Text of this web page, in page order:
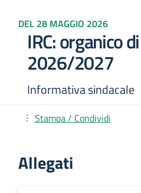
DEL 28 MAGGIO 2026
IRC: organico
2026/2027
Informativa sindacale
Stampa / Condividi
Allegati